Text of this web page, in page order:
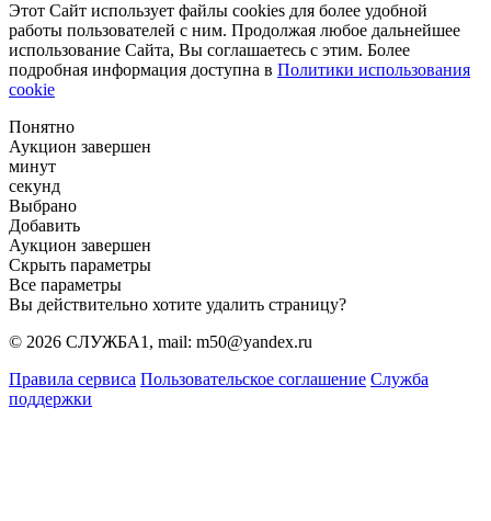
Этот Сайт использует файлы cookies для более удобной
работы пользователей с ним. Продолжая любое дальнейшее
использование Сайта, Вы соглашаетесь с этим. Более
подробная информация доступна в Политики использования
cookie
Понятно
Аукцион завершен
минут
секунд
Выбрано
Добавить
Аукцион завершен
Скрыть параметры
Все параметры
Вы действительно хотите удалить страницу?
© 2026 СЛУЖБА1, mail: m50@yandex.ru
Правила сервиса Пользовательское соглашение Служба
поддержки